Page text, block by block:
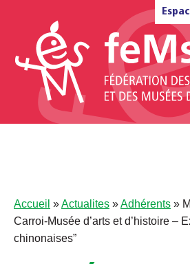
Accueil »Actualites »Adhérents »
Carroi-Musée d’arts et d’histoire –
chinonaises”